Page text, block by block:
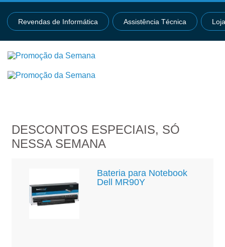
Revendas de Informática Assistência Técnica
DESCONTOS ESPECIAIS, SÓ
NESSA SEMANA
Bateria para Notebook
Dell MR90Y